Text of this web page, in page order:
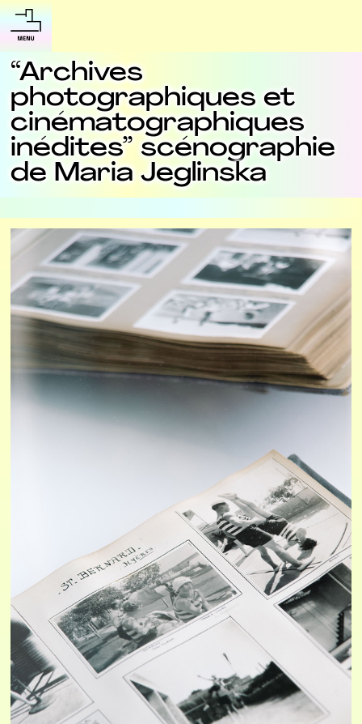
“Archives
photographiques et
cinématographiques
inédites” scénographie
de Maria Jeglinska